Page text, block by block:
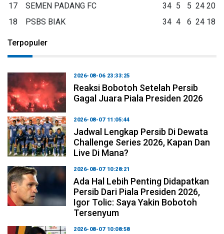
17
SEMEN PADANG FC 34 5 5 24 20
18
PSBS BIAK 34 4 6 24 18
Terpopuler
2026-08-06 23:33:25
Reaksi Bobotoh Setelah Persib
Gagal Juara Piala Presiden 2026
2026-08-07 11:05:44
Jadwal Lengkap Persib Di Dewata
Challenge Series 2026, Kapan Dan
Live Di Mana?
2026-08-07 10:28:21
Ada Hal Lebih Penting Didapatkan
Persib Dari Piala Presiden 2026,
Igor Tolic: Saya Yakin Bobotoh
Tersenyum
2026-08-07 10:08:58